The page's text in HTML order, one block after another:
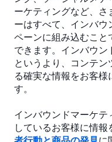
ーケティングなど、さ
ーはすべて、インバ
ペーンに組み込むこと
できます。インバウン
というより、コンテ
る確実な情報をお客様
す。
インバウンドマーケ
しているお客様に情報